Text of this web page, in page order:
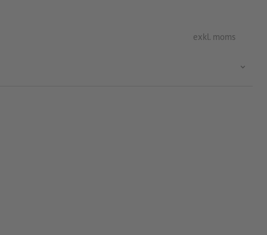
exkl. moms